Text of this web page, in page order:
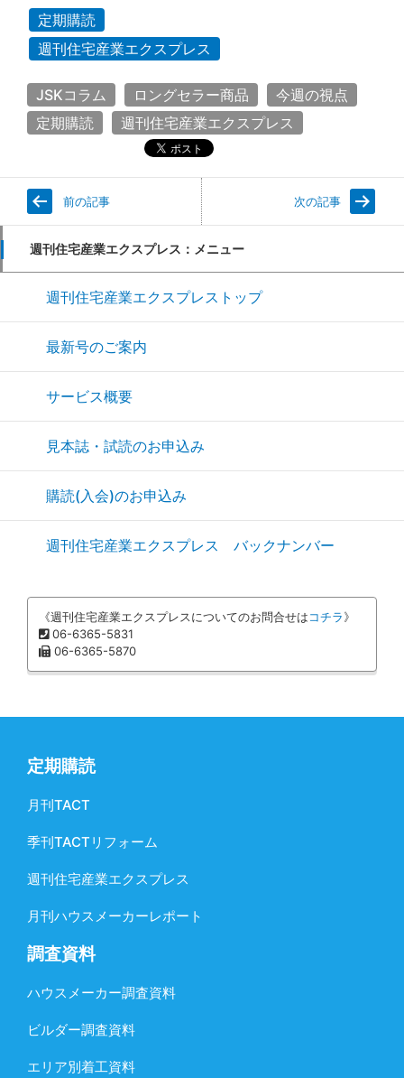
定期購読
週刊住宅産業エクスプレス
JSKコラム ロングセラー商品
今週の視点
定期購読
週刊住宅産業エクスプレス
前の記事 次の記事
週刊住宅産業エクスプレス：メニュー
週刊住宅産業エクスプレストップ
最新号のご案内
サービス概要
見本誌・試読のお申込み
購読(入会)のお申込み
週刊住宅産業エクスプレス バックナンバー
《週刊住宅産業エクスプレスについてのお問合せはコチラ》
06-6365-5831
06-6365-5870
定期購読
月刊TACT
季刊TACTリフォーム
週刊住宅産業エクスプレス
月刊ハウスメーカーレポート
調査資料
ハウスメーカー調査資料
ビルダー調査資料
エリア別着工資料